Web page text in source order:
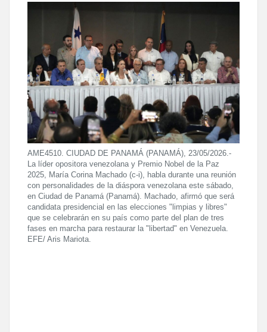
AME4510. CIUDAD DE PANAMÁ (PANAMÁ), 23/05/2026.-
La líder opositora venezolana y Premio Nobel de la Paz
2025, María Corina Machado (c-i), habla durante una reunión
con personalidades de la diáspora venezolana este sábado,
en Ciudad de Panamá (Panamá). Machado, afirmó que será
candidata presidencial en las elecciones "limpias y libres"
que se celebrarán en su país como parte del plan de tres
fases en marcha para restaurar la "libertad" en Venezuela.
EFE/ Aris Mariota.